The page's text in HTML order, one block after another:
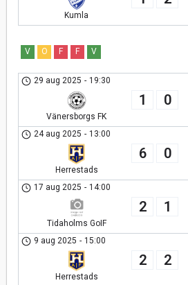
Kumla
V O F F V
29 aug 2025 - 19:30
Vänersborgs FK
1 0
24 aug 2025 - 13:00
Herrestads
6 0
17 aug 2025 - 14:00
Tidaholms GoIF
2 1
9 aug 2025 - 15:00
Herrestads
2 2